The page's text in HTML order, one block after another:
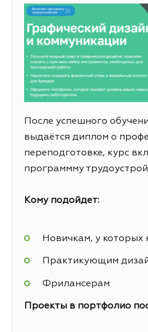
После успешного
выдаётся диплом о
переподготовке, курс
программму
Кому подойдет:
Новичкам, у которых
Практикующим
Фрилансерам
Проекты в портфолио